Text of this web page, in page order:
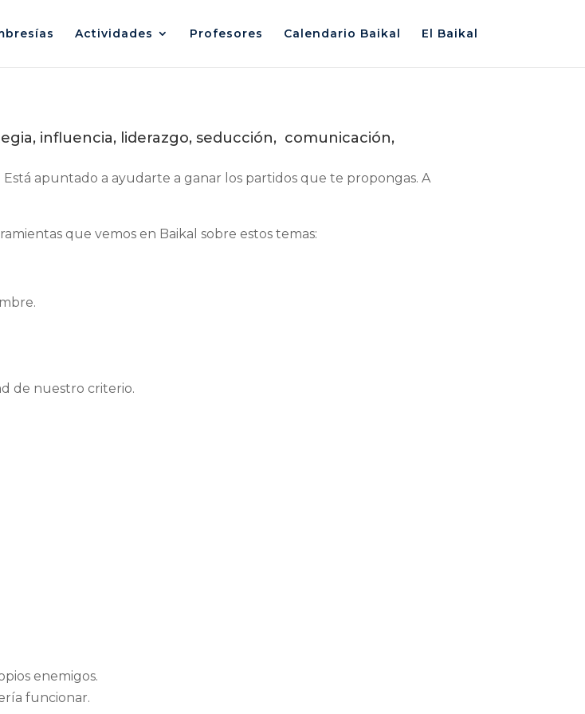
Actividades Profesores Calendario Baikal El Baikal
influencia, liderazgo, seducción, comunicación,
apuntado a ayudarte a ganar los partidos que te propongas. A
que vemos en Baikal sobre estos temas:
de nuestro criterio.
enemigos.
funcionar.